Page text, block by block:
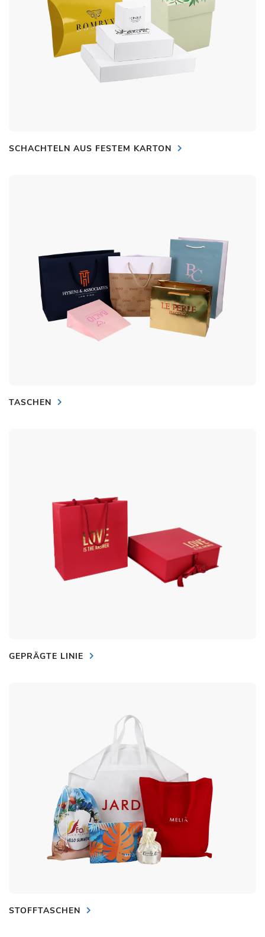
SCHACHTELN AUS FESTEM KARTON
TASCHEN
GEPRÄGTE LINIE
STOFFTASCHEN